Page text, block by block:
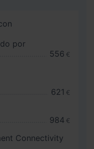
por
556 €
621 €
984 €
Connectivity